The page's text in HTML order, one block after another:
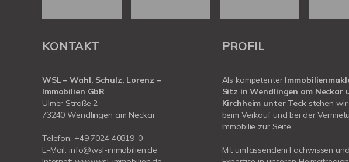
KONTAKT
WSL – Wahl, Schulz, Lorenz –
Immobilien GbR
Ulmer Straße 2
73240 Wendlingen am Neckar
Telefon: +49 7024 40819-0
E-Mail: info@wsl-immobilien.de
PROFIL
Als kompetenter
Sitz in Wendlingen am Neckar
Kirchheim unter Teck stehen wir
beim Verkauf und bei der
Immobilie zur Seite.
Mit umfassendem Fachwissen